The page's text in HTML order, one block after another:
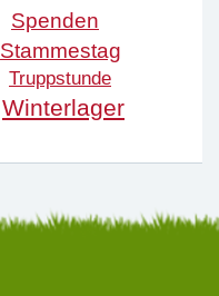
Spenden
Stammestag
Truppstunde
Winterlager